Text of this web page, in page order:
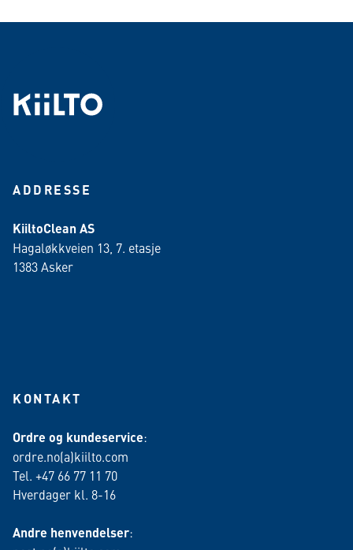
ADDRESSE
KiiltoClean AS
Hagaløkkveien 13, 7. etasje
1383 Asker
KONTAKT
Ordre og kundeservice:
ordre.no(a)kiilto.com
Tel. +47 66 77 11 70
Hverdager kl. 8-16
Andre henvendelser: